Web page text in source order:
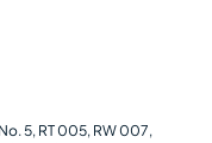
5, RT 005, RW 007,